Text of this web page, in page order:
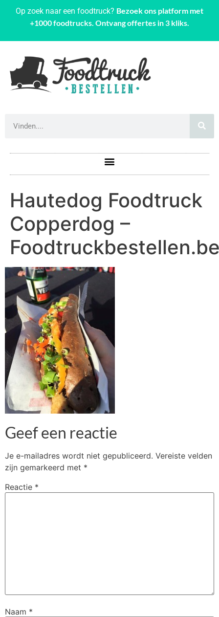
Op zoek naar een foodtruck? Bezoek ons platform met
+1000 foodtrucks. Ontvang offertes in 3 kliks.
Hautedog Foodtruck
Copperdog –
Geef een reactie
Je e-mailadres wordt niet gepubliceerd. Vereiste velden
zijn gemarkeerd met *
Reactie *
Naam *